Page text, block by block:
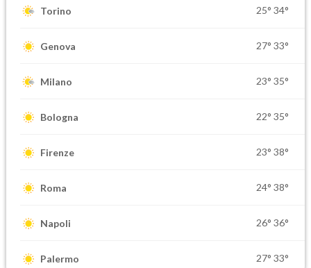
Torino 25° 34°
Genova 27° 33°
Milano 23° 35°
Bologna 22° 35°
Firenze 23° 38°
Roma 24° 38°
Napoli 26° 36°
Palermo 27° 33°